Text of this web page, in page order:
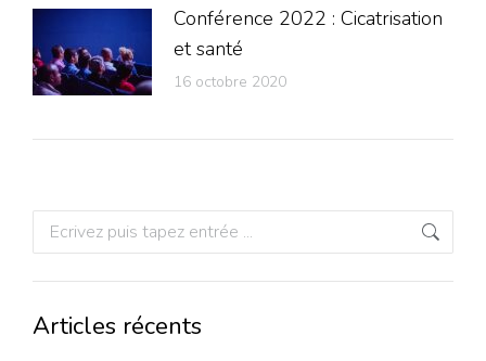
Conférence 2022 : Cicatrisation
et santé
16 octobre 2020
Recherche
:
Articles récents